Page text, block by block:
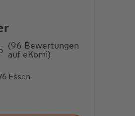
(96 Bewertungen
auf eKomi)
Essen